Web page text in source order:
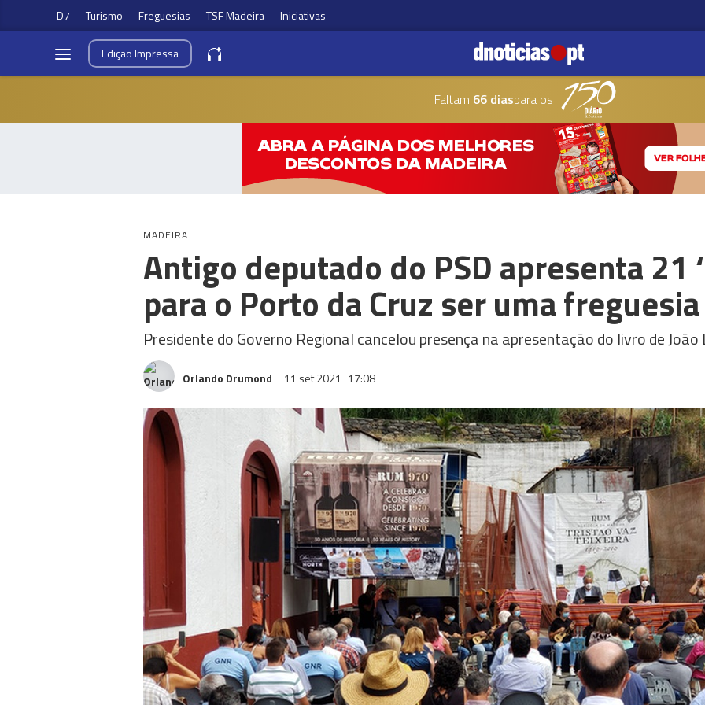
D7 Turismo Freguesias TSF Madeira Iniciativas
EdiçãoImpressa
Faltam 66 diaspara os
MADEIRA
Antigo deputado do PSD apresenta 21
para o Porto da Cruz ser uma
Presidente do Governo Regional cancelou presença na apresentação do livro de João
Orlando Drumond 11 set 2021 17:08